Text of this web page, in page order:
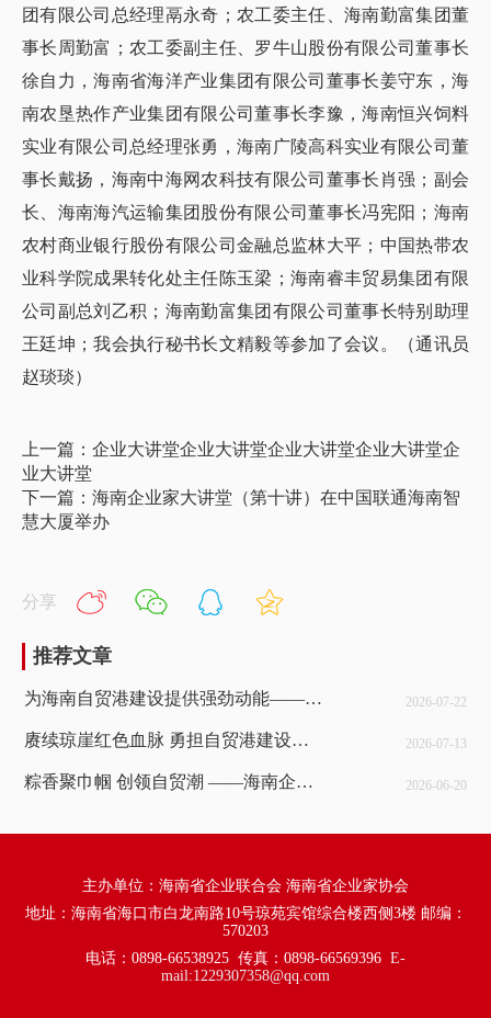
团有限公司总经理鬲永奇；农工委主任、海南勤富集团董
事长周勤富；农工委副主任、罗牛山股份有限公司董事长
徐自力，海南省海洋产业集团有限公司董事长姜守东，海
南农垦热作产业集团有限公司董事长李豫，海南恒兴饲料
实业有限公司总经理张勇，海南广陵高科实业有限公司董
事长戴扬，海南中海网农科技有限公司董事长肖强；副会
长、海南海汽运输集团股份有限公司董事长冯宪阳；海南
农村商业银行股份有限公司金融总监林大平；中国热带农
业科学院成果转化处主任陈玉梁；海南睿丰贸易集团有限
公司副总刘乙积；海南勤富集团有限公司董事长特别助理
王廷坤；我会执行秘书长文精毅等参加了会议。（通讯员
赵琰琰）
上一篇：企业大讲堂企业大讲堂企业大讲堂企业大讲堂企
业大讲堂
下一篇：海南企业家大讲堂（第十讲）在中国联通海南智
慧大厦举办
分享
推荐文章
为海南自贸港建设提供强劲动能——海南企联能源行业工委主任会议暨高质量发展交流研讨会召开 2026-07-22
赓续琼崖红色血脉 勇担自贸港建设使命 2026-07-13
粽香聚巾帼 创领自贸潮 ——海南企联女企业家工委召开创新研讨会 2026-06-20
主办单位：海南省企业联合会 海南省企业家协会
地址：海南省海口市白龙南路10号琼苑宾馆综合楼西侧3楼 邮编：
570203
电话：0898-66538925 传真：0898-66569396 E-
mail:1229307358@qq.com